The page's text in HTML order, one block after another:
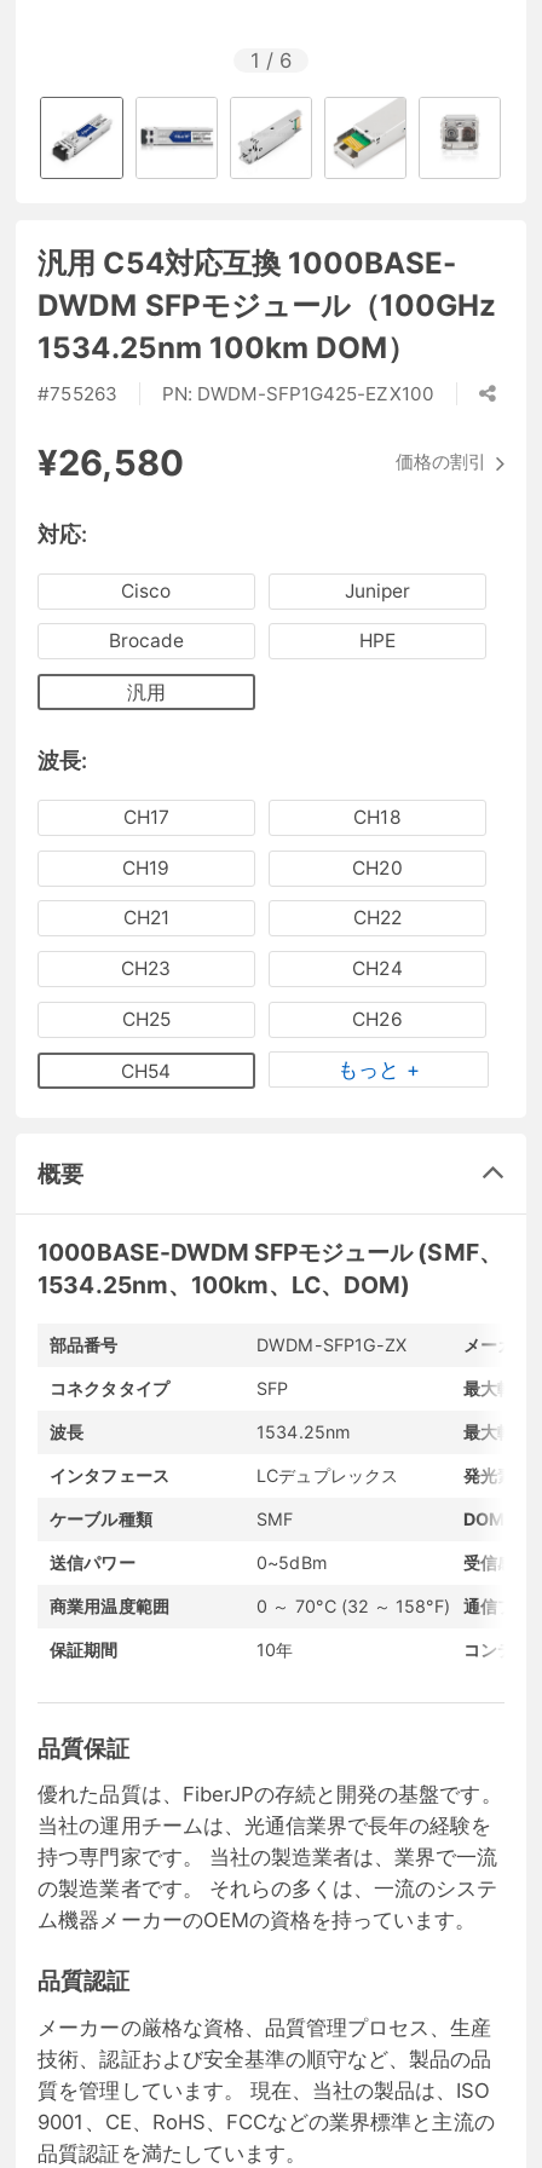
1 / 6
汎用 C54対応互換 1000BASE-
DWDM SFPモジュール（100GHz
1534.25nm 100km DOM）
#755263 PN: DWDM-SFP1G425-EZX100
¥26,580 価格の割引
対応:
Cisco Juniper
Brocade HPE
汎用
波長:
CH17 CH18
CH19 CH20
CH21 CH22
CH23 CH24
CH25 CH26
CH54 もっと +
概要
1000BASE-DWDM SFPモジュール (SMF、
1534.25nm、100km、LC、DOM)
部品番号 DWDM-SFP1G-ZX メーカー
コネクタタイプ SFP 最大転送
波長 1534.25nm 最大転送
インタフェース LCデュプレックス 発光素子
ケーブル種類 SMF DOMサ
送信パワー 0~5dBm 受信感度
商業用温度範囲 0 ～ 70°C (32 ～ 158°F) 通信プロ
保証期間 10年 コンディ
品質保証
優れた品質は、FiberJPの存続と開発の基盤です。
当社の運用チームは、光通信業界で長年の経験を
持つ専門家です。 当社の製造業者は、業界で一流
の製造業者です。 それらの多くは、一流のシステ
ム機器メーカーのOEMの資格を持っています。
品質認証
メーカーの厳格な資格、品質管理プロセス、生産
技術、認証および安全基準の順守など、製品の品
質を管理しています。 現在、当社の製品は、ISO
9001、CE、RoHS、FCCなどの業界標準と主流の
品質認証を満たしています。